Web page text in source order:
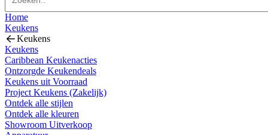
Home
Keukens
Keukens
Keukens
Caribbean Keukenacties
Ontzorgde Keukendeals
Keukens uit Voorraad
Project Keukens (Zakelijk)
Ontdek alle stijlen
Ontdek alle kleuren
Showroom Uitverkoop